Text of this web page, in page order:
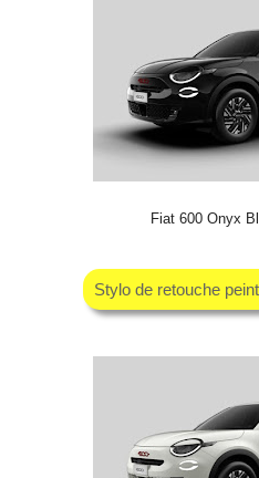
Fiat 600 Onyx
Stylo de retouche